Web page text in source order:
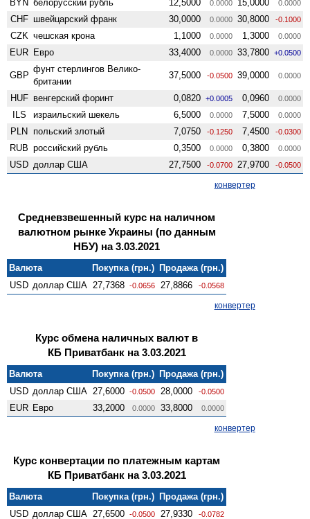
BYN белорусский рубль 12,5000 0.0000 15,0000 0.0000
CHF швейцарский франк 30,0000 0.0000 30,8000 -0.1000
CZK чешская крона 1,1000 0.0000 1,3000 0.0000
EUR Евро 33,4000 0.0000 33,7800 +0.0500
GBP
фунт стерлингов Велико­
британии
37,5000 -0.0500 39,0000 0.0000
HUF венгерский форинт 0,0820 +0.0005 0,0960 0.0000
ILS израильский шекель 6,5000 0.0000 7,5000 0.0000
PLN польский злотый 7,0750 -0.1250 7,4500 -0.0300
RUB российский рубль 0,3500 0.0000 0,3800 0.0000
USD доллар США 27,7500 -0.0700 27,9700 -0.0500
конвертер
Средневзвешенный курс на наличном
валютном рынке Украины (по данным
НБУ) на 3.03.2021
Валюта Покупка (грн.) Продажа (грн.)
USD доллар США 27,7368 -0.0656 27,8866 -0.0568
конвертер
Курс обмена наличных валют в
КБ Приватбанк на 3.03.2021
Валюта Покупка (грн.) Продажа (грн.)
USD доллар США 27,6000 -0.0500 28,0000 -0.0500
EUR Евро 33,2000 0.0000 33,8000 0.0000
конвертер
Курс конвертации по платежным картам
КБ Приватбанк на 3.03.2021
Валюта Покупка (грн.) Продажа (грн.)
USD доллар США 27,6500 -0.0500 27,9330 -0.0782